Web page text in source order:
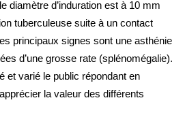
diamètre d’induration est à 10 mm
tuberculeuse suite à un contact
principaux signes sont une asthénie
d’une grosse rate (splénomégalie).
et varié le public répondant en
la valeur des différents